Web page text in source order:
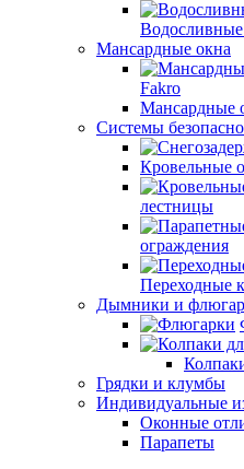
Мансардные окна
Fakro
Мансардные
Системы
Кровельные
лестницы
ограждения
Переходные
Дымники и
Грядки и клумбы
Индивидуальные
Оконные
Парапеты